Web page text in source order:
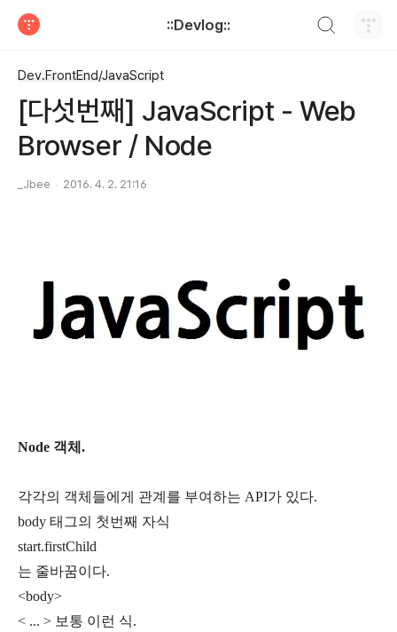
::Devlog::
Dev.FrontEnd/JavaScript
[다섯번째] JavaScript - Web
Browser / Node
_Jbee 2016. 4. 2. 21:16
Node 객체.
각각의 객체들에게 관계를 부여하는 API가 있다.
body 태그의 첫번째 자식
start.firstChild
는 줄바꿈이다.
<body>
< ... > 보통 이런 식.